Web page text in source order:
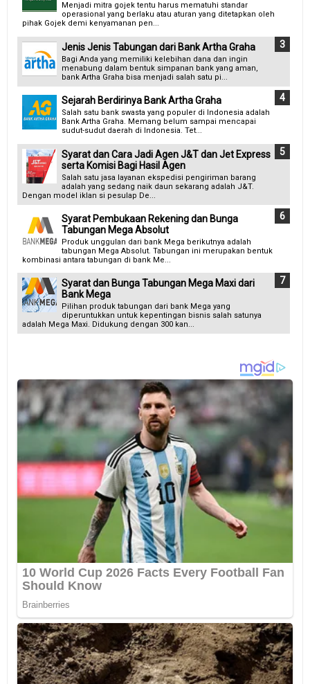
Menjadi mitra gojek tentu harus mematuhi standar
operasional yang berlaku atau aturan yang ditetapkan oleh
pihak Gojek demi kenyamanan pen...
Jenis Jenis Tabungan dari Bank Artha Graha
Bagi Anda yang memiliki kelebihan dana dan ingin
menabung dalam bentuk simpanan bank yang aman,
bank Artha Graha bisa menjadi salah satu pi...
Sejarah Berdirinya Bank Artha Graha
Salah satu bank swasta yang populer di Indonesia adalah
Bank Artha Graha. Memang belum sampai mencapai
sudut-sudut daerah di Indonesia. Tet...
Syarat dan Cara Jadi Agen J&T dan Jet Express
serta Komisi Bagi Hasil Agen
Salah satu jasa layanan ekspedisi pengiriman barang
adalah yang sedang naik daun sekarang adalah J&T.
Dengan model iklan si pesulap De...
Syarat Pembukaan Rekening dan Bunga
Tabungan Mega Absolut
Produk unggulan dari bank Mega berikutnya adalah
tabungan Mega Absolut. Tabungan ini merupakan bentuk
kombinasi antara tabungan di bank Me...
Syarat dan Bunga Tabungan Mega Maxi dari
Bank Mega
Pilihan produk tabungan dari bank Mega yang
diperuntukkan untuk kepentingan bisnis salah satunya
adalah Mega Maxi. Didukung dengan 300 kan...